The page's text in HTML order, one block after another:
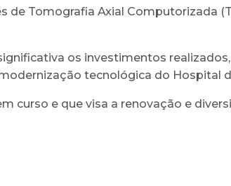
de Tomografia Axial Computorizada
os investimentos
tecnológica do Hospital
curso e que visa a renovação e